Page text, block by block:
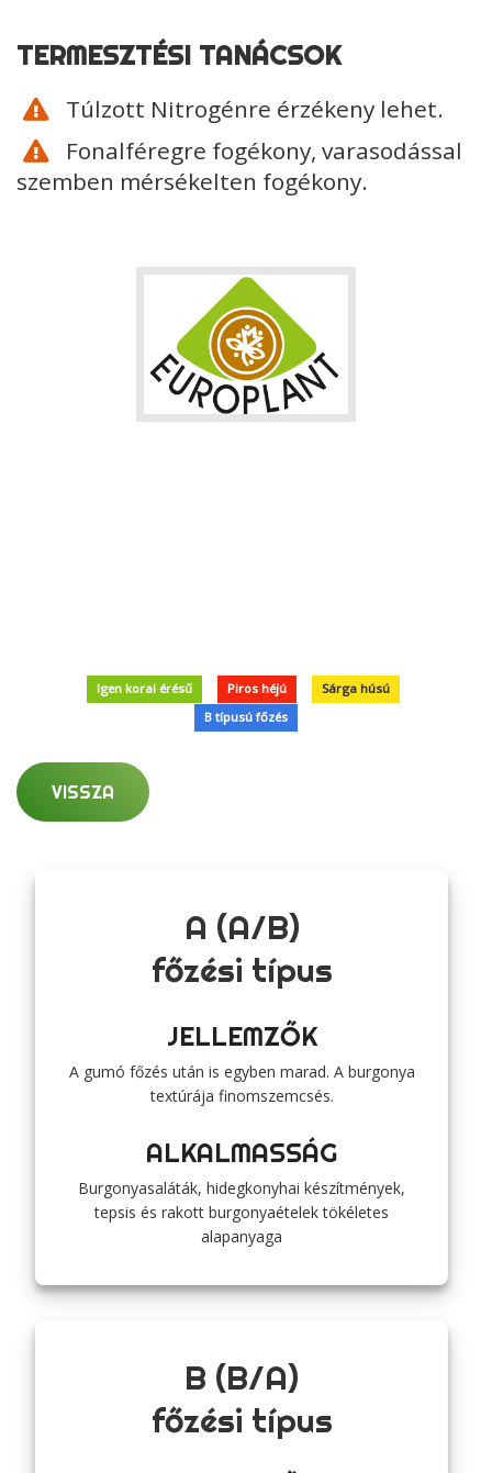
TERMESZTÉSI TANÁCSOK
Túlzott Nitrogénre érzékeny lehet.
Fonalféregre fogékony, varasodással
szemben mérsékelten fogékony.
Igen korai érésű Piros héjú
Sárga húsú
B típusú főzés
VISSZA
A (A/B)
főzési típus
JELLEMZŐK
A gumó főzés után is egyben marad. A burgonya
textúrája finomszemcsés.
ALKALMASSÁG
Burgonyasaláták, hidegkonyhai készítmények,
tepsis és rakott burgonyaételek tökéletes
alapanyaga
B (B/A)
főzési típus